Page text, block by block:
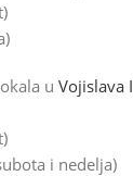
u Vojislava
i nedelja)